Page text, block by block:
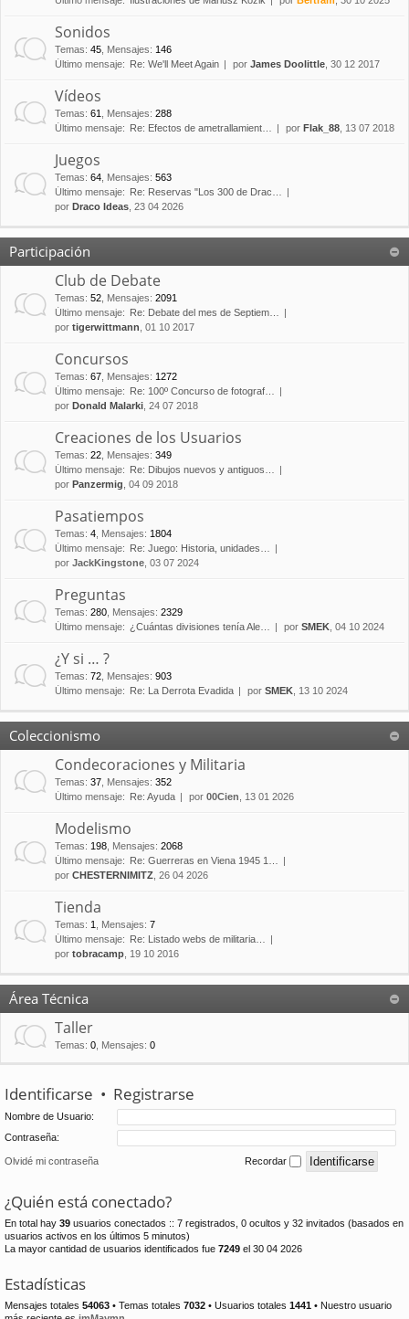
Sonidos
Temas: 45 Mensajes: 146
Último mensaje:
Re: We'll Meet Again por James Doolittle , 30 12 2017
Vídeos
Temas: 61 Mensajes: 288
Último mensaje:
Re: Efectos de ametrallamient… por Flak_88 , 13 07 2018
Juegos
Temas: 64 Mensajes: 563
Último mensaje:
Re: Reservas "Los 300 de Drac…
por Draco Ideas , 23 04 2026
Participación
Club de Debate
Temas: 52 Mensajes: 2091
Último mensaje:
Re: Debate del mes de Septiem…
por tigerwittmann , 01 10 2017
Concursos
Temas: 67 Mensajes: 1272
Último mensaje:
Re: 100º Concurso de fotograf…
por Donald Malarki , 24 07 2018
Creaciones de los Usuarios
Temas: 22 Mensajes: 349
Último mensaje:
Re: Dibujos nuevos y antiguos…
por Panzermig , 04 09 2018
Pasatiempos
Temas: 4 Mensajes: 1804
Último mensaje:
Re: Juego: Historia, unidades…
por JackKingstone , 03 07 2024
Preguntas
Temas: 280 Mensajes: 2329
Último mensaje: ¿Cuántas divisiones tenía Ale… por SMEK , 04 10 2024
¿Y si … ?
Temas: 72 Mensajes: 903
Último mensaje:
Re: La Derrota Evadida por SMEK , 13 10 2024
Coleccionismo
Condecoraciones y Militaria
Temas: 37 Mensajes: 352
Último mensaje:
Re: Ayuda por 00Cien , 13 01 2026
Modelismo
Temas: 198 Mensajes: 2068
Último mensaje:
Re: Guerreras en Viena 1945 1…
por CHESTERNIMITZ , 26 04 2026
Tienda
Temas: 1 Mensajes: 7
Último mensaje:
Re: Listado webs de militaria…
por tobracamp , 19 10 2016
Área Técnica
Taller
Temas: 0 Mensajes: 0
Identificarse • Registrarse
Nombre de Usuario:
Contraseña:
Olvidé mi contraseña Recordar
¿Quién está conectado?
En total hay 39 usuarios conectados :: 7 registrados, 0 ocultos y 32 invitados (basados en
usuarios activos en los últimos 5 minutos)
La mayor cantidad de usuarios identificados fue 7249 el 30 04 2026
Estadísticas
Mensajes totales 54063 • Temas totales 7032 • Usuarios totales 1441 • Nuestro usuario